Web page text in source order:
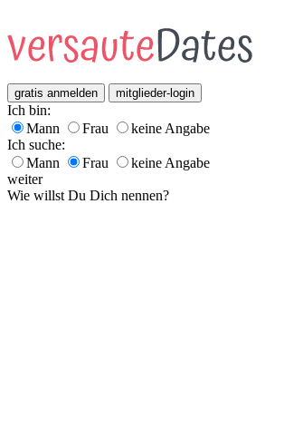
gratis anmelden mitglieder-login
Ich bin:
Mann
Frau
keine Angabe
Ich suche:
Mann
Frau
keine Angabe
weiter
Wie willst Du Dich nennen?